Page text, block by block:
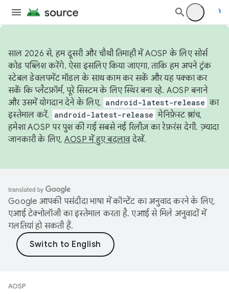
साल 2026 से, हम दूसरी और चौथी तिमाही में AOSP के लिए सोर्स
कोड पब्लिश करेंगे. ऐसा इसलिए किया जाएगा, ताकि हम अपने ट्रंक
स्टेबल डेवलपमेंट मॉडल के साथ काम कर सकें और यह पक्का कर
सकें कि प्लैटफ़ॉर्म, पूरे सिस्टम के लिए स्थिर बना रहे. AOSP बनाने
और उसमें योगदान देने के लिए, android-latest-release का
इस्तेमाल करें.
android-latest-release मेनिफ़ेस्ट ब्रांच,
हमेशा AOSP पर पुश की गई सबसे नई रिलीज़ का रेफ़रंस देगी. ज़्यादा
जानकारी के लिए, AOSP में हुए बदलावदेखें.
Google आपकी पसंदीदा भाषा में कॉन्टेंट का अनुवाद करने के लिए,
एआई टेक्नोलॉजी का इस्तेमाल करता है. एआई से मिले अनुवादों में
गलतियां हो सकती हैं.
AOSP